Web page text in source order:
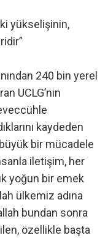
yükselişinin,
240 bin yerel
UCLG’nin
kaydeden
bir mücadele
iletişim, her
yoğun bir emek
ülkemiz adına
bundan sonra
özellikle başta